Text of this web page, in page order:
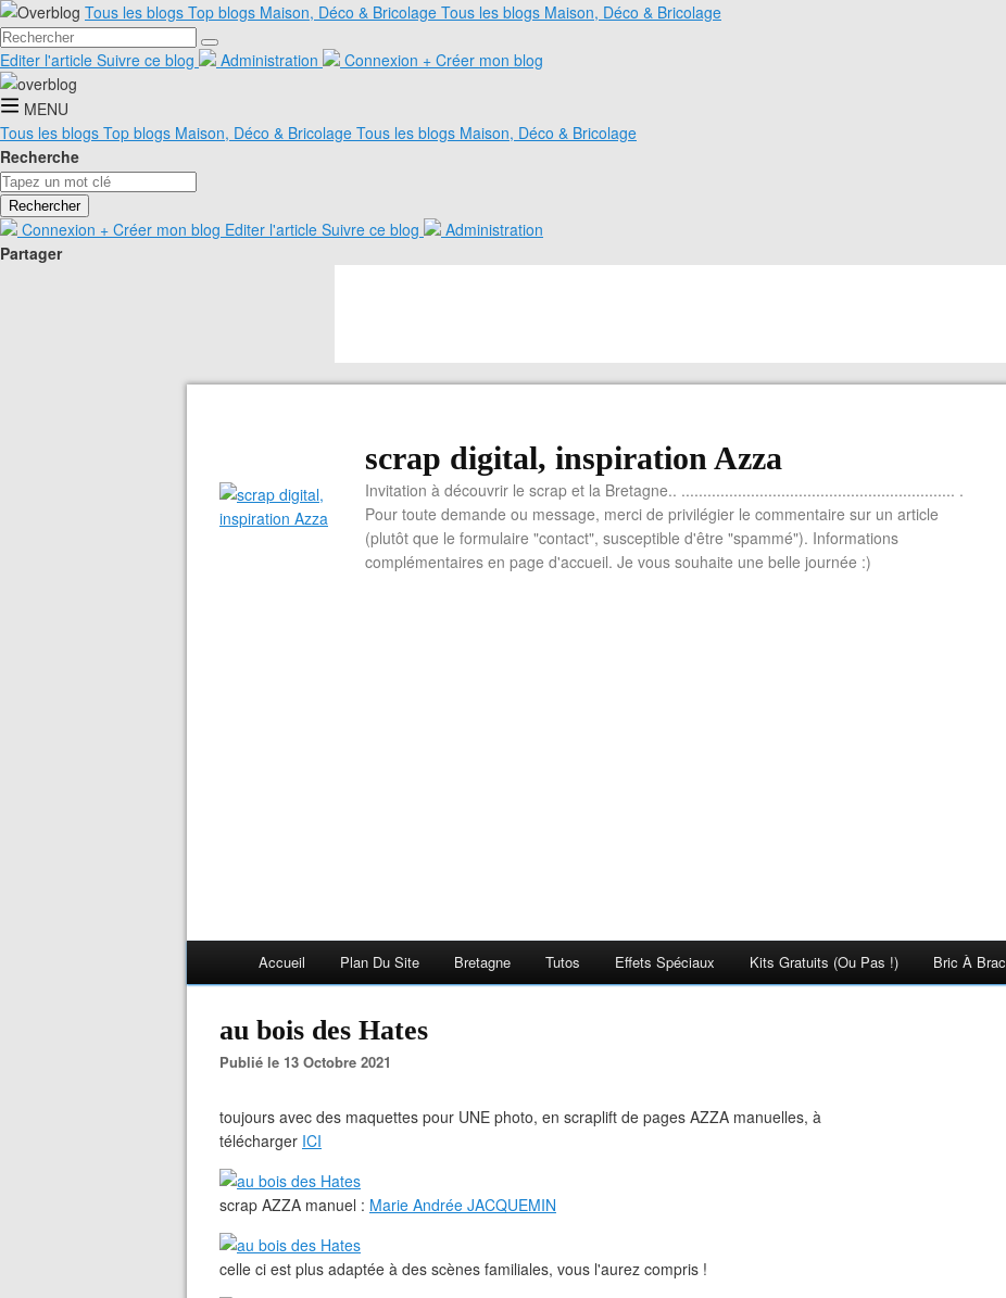
Tous les blogs Top blogs Maison, Déco & Bricolage Tous les blogs Maison, Déco & Bricolage
Editer l'article Suivre ce blog Administration Connexion + Créer mon blog
MENU
Tous les blogs Top blogs Maison, Déco & Bricolage Tous les blogs Maison, Déco & Bricolage
Recherche
Rechercher
Connexion + Créer mon blog Editer l'article Suivre ce blog
Administration
Partager
scrap digital, inspiration Azza
Invitation à découvrir le scrap et la Bretagne.. ............................................................... .
Pour toute demande ou message, merci de privilégier le commentaire sur un article
(plutôt que le formulaire "contact", susceptible d'être "spammé"). Informations
complémentaires en page d'accueil. Je vous souhaite une belle journée :)
Accueil Plan Du Site Bretagne Tutos Effets Spéciaux Kits Gratuits (ou Pas !) Bric À Brac
au bois des Hates
Publié le 13 Octobre 2021
toujours avec des maquettes pour UNE photo, en scraplift de pages AZZA manuelles, à
télécharger ICI
scrap AZZA manuel : Marie Andrée JACQUEMIN
celle ci est plus adaptée à des scènes familiales, vous l'aurez compris !